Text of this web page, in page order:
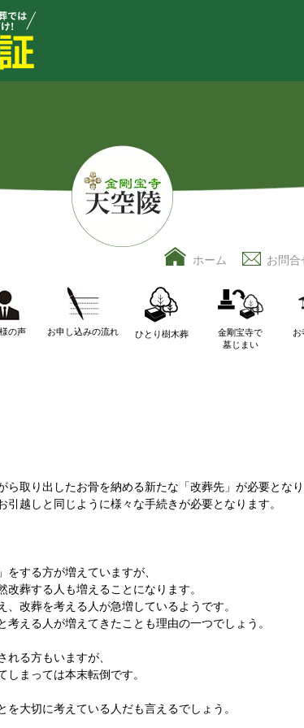
ホーム お問
の声 お申し込みの流れ ひとり樹木葬
金剛宝寺で
墓じまい
お
取り出したお骨を納める新たな「改葬先」が必要とな
越しと同じように様々な手続きが必要となります。
する方が増えていますが、
葬する人も増えることになります。
改葬を考える人が急増しているようです。
える人が増えてきたことも理由の一つでしょう。
る方もいますが、
まっては本末転倒です。
大切に考えている人だも言えるでしょう。